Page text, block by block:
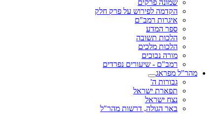
שמונה פרקים
הקדמה לפירוש על פרק חלק
איגרות רמב"ם
ספר המדע
הלכות תשובה
הלכות מלכים
מורה נבוכים
רמב"ם - שיעורים נפרדים
מהר"ל מפראג
גבורות ה'
תפארת ישראל
נצח ישראל
באר הגולה, דרשות מהר"ל